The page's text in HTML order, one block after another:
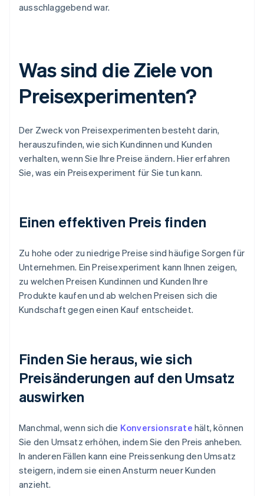
ausschlaggebend war.
Was sind die Ziele von
Preisexperimenten?
Der Zweck von Preisexperimenten besteht darin,
herauszufinden, wie sich Kundinnen und Kunden
verhalten, wenn Sie Ihre Preise ändern. Hier erfahren
Sie, was ein Preisexperiment für Sie tun kann.
Einen effektiven Preis finden
Zu hohe oder zu niedrige Preise sind häufige Sorgen für
Unternehmen. Ein Preisexperiment kann Ihnen zeigen,
zu welchen Preisen Kundinnen und Kunden Ihre
Produkte kaufen und ab welchen Preisen sich die
Kundschaft gegen einen Kauf entscheidet.
Finden Sie heraus, wie sich
Preisänderungen auf den Umsatz
auswirken
Manchmal, wenn sich die Konversionsrate hält, können
Sie den Umsatz erhöhen, indem Sie den Preis anheben.
In anderen Fällen kann eine Preissenkung den Umsatz
steigern, indem sie einen Ansturm neuer Kunden
anzieht.